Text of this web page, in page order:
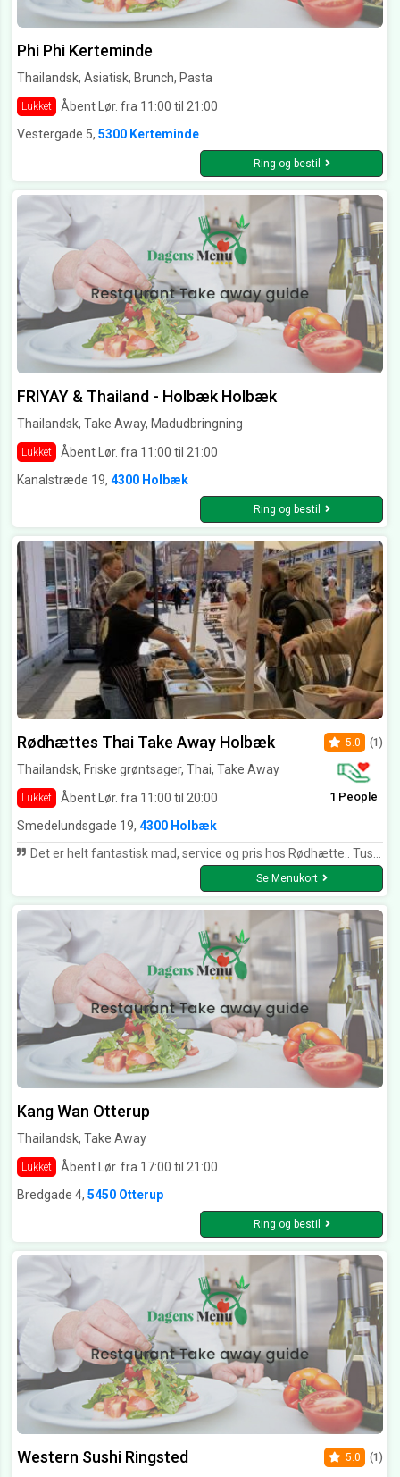
Phi Phi Kerteminde
Thailandsk, Asiatisk, Brunch, Pasta
Lukket
Åbent Lør. fra 11:00 til 21:00
Vestergade 5, 5300 Kerteminde
Ring og bestil
FRIYAY & Thailand - Holbæk Holbæk
Thailandsk, Take Away, Madudbringning
Lukket
Åbent Lør. fra 11:00 til 21:00
Kanalstræde 19, 4300 Holbæk
Ring og bestil
Rødhættes Thai Take Away Holbæk
Thailandsk, Friske grøntsager, Thai, Take Away
Lukket Åbent Lør. fra 11:00 til 20:00
5.0 (1)
1 People
Smedelundsgade 19, 4300 Holbæk
Det er helt fantastisk mad, service og pris hos Rødhætte.. Tusind tak for altid lækker mad. Mange hilsner Frank
Se Menukort
Kang Wan Otterup
Thailandsk, Take Away
Lukket
Åbent Lør. fra 17:00 til 21:00
Bredgade 4, 5450 Otterup
Ring og bestil
Western Sushi Ringsted 5.0 (1)